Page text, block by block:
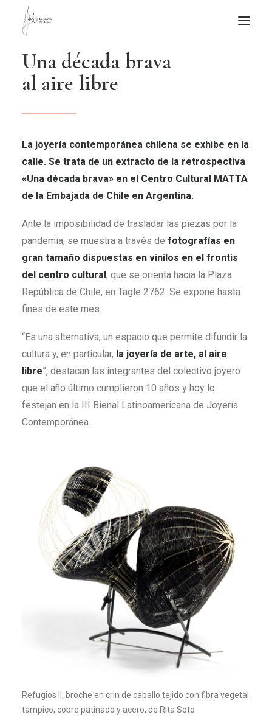
NOTICIAS DE JOYERÍA CONTEMPORÁNEA
NOVEDADES
QUIÉN SOY
Refugios II, broche en crin de caballo tejido con fibra vegetal
tampico, cobre patinado y acero, de Rita Soto
Una década brava
al aire libre
La joyería contemporánea chilena se exhibe en la
calle. Se trata de un extracto de la retrospectiva
«Una década brava» en el Centro Cultural MATTA
de la Embajada de Chile en Argentina.
Ante la imposibilidad de trasladar las piezas por la
pandemia, se muestra a través de fotografías en
gran tamaño dispuestas en vinilos en el frontis
del centro cultural, que se orienta hacia la Plaza
República de Chile, en Tagle 2762. Se expone hasta
fines de este mes.
“Es una alternativa, un espacio que permite difundir la
cultura y, en particular, la joyería de arte, al aire
libre”, destacan las integrantes del colectivo joyero
que el año último cumplieron 10 años y hoy lo
festejan en la III Bienal Latinoamericana de Joyería
Contemporánea.